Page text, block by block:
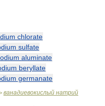
chlorate
sulfate
aluminate
beryllate
germanate
ванадиевокислый натрий